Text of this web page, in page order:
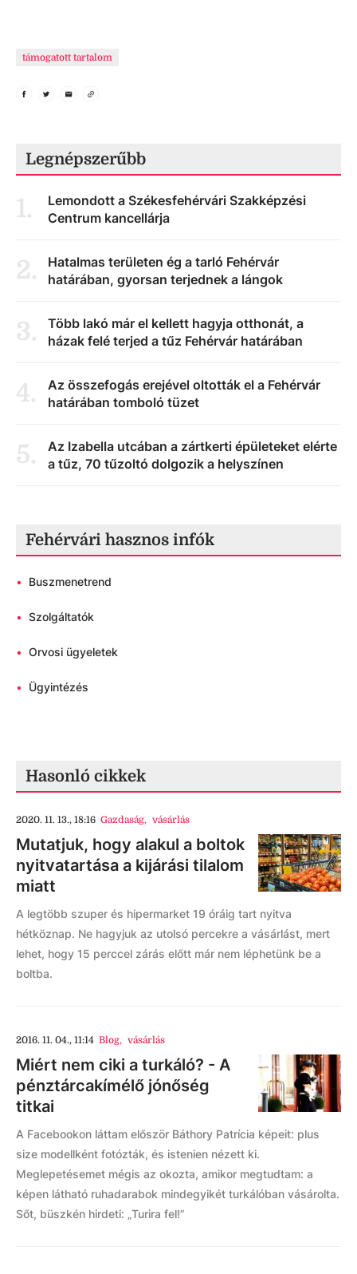
támogatott tartalom
Legnépszerűbb
1.
Lemondott a Székesfehérvári Szakképzési
Centrum kancellárja
2.
Hatalmas területen ég a tarló Fehérvár
határában, gyorsan terjednek a lángok
3.
Több lakó már el kellett hagyja otthonát, a
házak felé terjed a tűz Fehérvár határában
4.
Az összefogás erejével oltották el a Fehérvár
határában tomboló tüzet
5.
Az Izabella utcában a zártkerti épületeket elérte
a tűz, 70 tűzoltó dolgozik a helyszínen
Fehérvári hasznos infók
• Buszmenetrend
• Szolgáltatók
• Orvosi ügyeletek
• Ügyintézés
Hasonló cikkek
2020. 11. 13., 18:16 Gazdaság, vásárlás
Mutatjuk, hogy alakul a boltok
nyitvatartása a kijárási tilalom
miatt
A legtöbb szuper és hipermarket 19 óráig tart nyitva
hétköznap. Ne hagyjuk az utolsó percekre a vásárlást, mert
lehet, hogy 15 perccel zárás előtt már nem léphetünk be a
boltba.
2016. 11. 04., 11:14 Blog, vásárlás
Miért nem ciki a turkáló? - A
pénztárcakímélő jónőség
titkai
A Facebookon láttam először Báthory Patrícia képeit: plus
size modellként fotózták, és istenien nézett ki.
Meglepetésemet mégis az okozta, amikor megtudtam: a
képen látható ruhadarabok mindegyikét turkálóban vásárolta.
Sőt, büszkén hirdeti: „Turira fel!”